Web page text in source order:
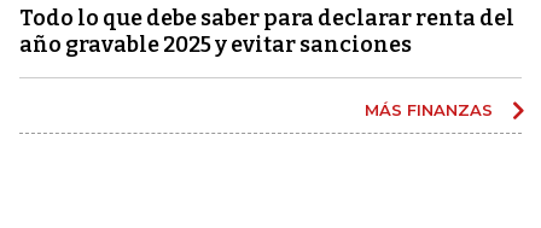
Todo lo que debe saber para declarar renta del
año gravable 2025 y evitar sanciones
MÁS FINANZAS